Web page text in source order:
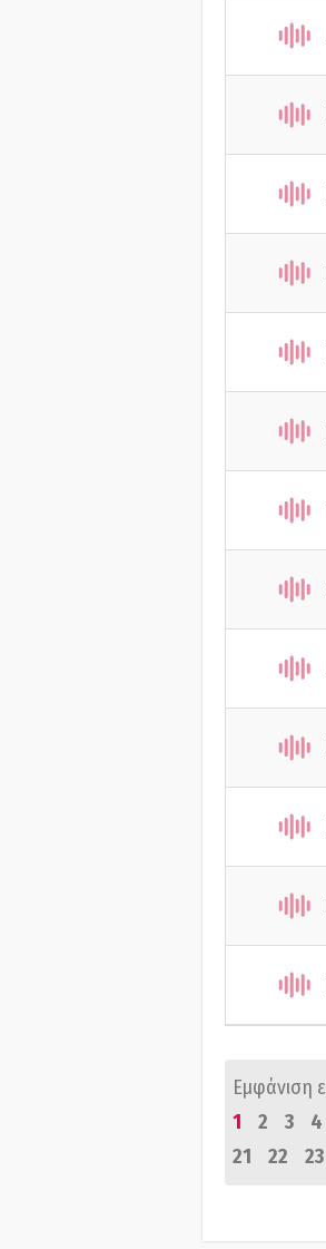
Εμφάνιση
1
2 3 4
21
22 23